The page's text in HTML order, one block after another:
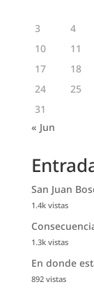
3
4
10
11
17
18
24
25
31
« Jun
San Juan
1.4k vistas
1.3k vistas
En donde
892 vistas